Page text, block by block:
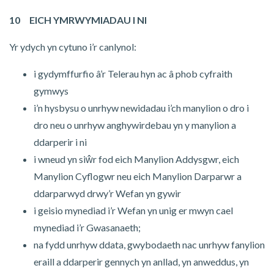
10 EICH YMRWYMIADAU I NI
Yr ydych yn cytuno i’r canlynol:
i gydymffurfio â’r Telerau hyn ac â phob cyfraith
gymwys
i’n hysbysu o unrhyw newidadau i’ch manylion o dro i
dro neu o unrhyw anghywirdebau yn y manylion a
ddarperir i ni
i wneud yn siŵr fod eich Manylion Addysgwr, eich
Manylion Cyflogwr neu eich Manylion Darparwr a
ddarparwyd drwy’r Wefan yn gywir
i geisio mynediad i’r Wefan yn unig er mwyn cael
mynediad i’r Gwasanaeth;
na fydd unrhyw ddata, gwybodaeth nac unrhyw fanylion
eraill a ddarperir gennych yn anllad, yn anweddus, yn